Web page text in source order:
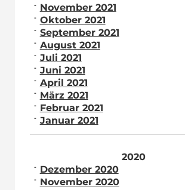
November 2021
Oktober 2021
September 2021
August 2021
Juli 2021
Juni 2021
April 2021
März 2021
Februar 2021
Januar 2021
2020
Dezember 2020
November 2020